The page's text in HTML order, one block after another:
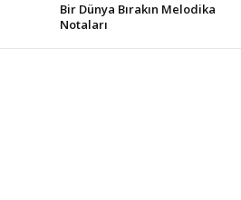
Bir Dünya Bırakın Melodika
Notaları